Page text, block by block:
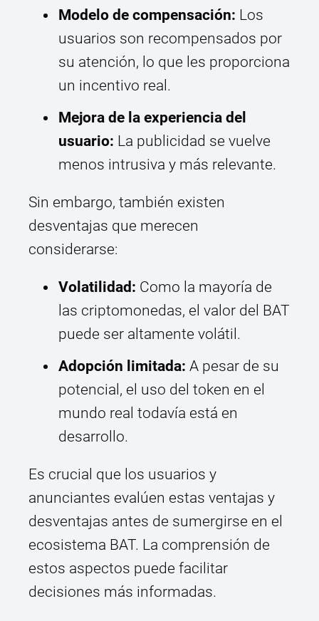
Modelo de compensación: Los
usuarios son recompensados por
su atención, lo que les proporciona
un incentivo real.
Mejora de la experiencia del
usuario: La publicidad se vuelve
menos intrusiva y más relevante.
Sin embargo, también existen
desventajas que merecen
considerarse:
Volatilidad: Como la mayoría de
las criptomonedas, el valor del BAT
puede ser altamente volátil.
Adopción limitada: A pesar de su
potencial, el uso del token en el
mundo real todavía está en
desarrollo.
Es crucial que los usuarios y
anunciantes evalúen estas ventajas y
desventajas antes de sumergirse en el
ecosistema BAT. La comprensión de
estos aspectos puede facilitar
decisiones más informadas.